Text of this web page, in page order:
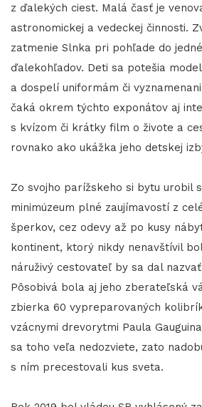
z ďalekých ciest. Malá časť je
astronomickej a vedeckej činnosti.
zatmenie Slnka pri pohľade do
ďalekohľadov. Deti sa potešia
a dospelí uniformám či
čaká okrem týchto exponátov aj
s kvízom či krátky film o živote a
rovnako ako ukážka jeho detskej
Zo svojho parížskeho si bytu urobil
minimúzeum plné zaujímavostí z
šperkov, cez odevy až po kusy
kontinent, ktorý nikdy nenavštívil
náruživý cestovateľ by sa dal
Pôsobivá bola aj jeho zberateľská
zbierka 60 vypreparovaných
vzácnymi drevorytmi Paula
sa toho veľa nedozviete, zato
s ním precestovali kus sveta.